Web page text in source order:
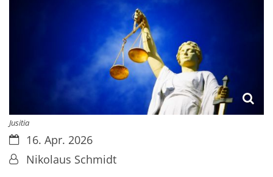
Jusitia
Datum:16. Apr. 2026
Von:Nikolaus Schmidt